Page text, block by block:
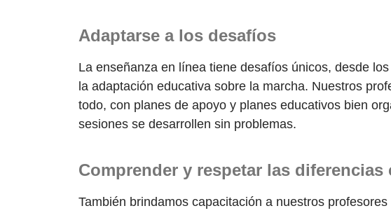
Adaptarse a los desafíos
La enseñanza en línea tiene desafíos únicos, desde
la adaptación educativa sobre la marcha. Nuestros
todo, con planes de apoyo y planes educativos bien
sesiones se desarrollen sin problemas.
Comprender y respetar las diferencias
También brindamos capacitación a nuestros